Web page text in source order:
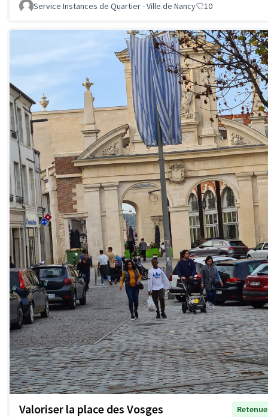
Service Instances de Quartier - Ville de Nancy 10
Valoriser la place des Vosges
Retenue